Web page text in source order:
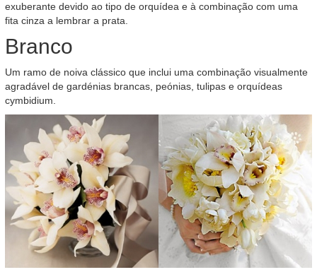
exuberante devido ao tipo de orquídea e à combinação com uma
fita cinza a lembrar a prata.
Branco
Um ramo de noiva clássico que inclui uma combinação visualmente
agradável de gardénias brancas, peónias, tulipas e orquídeas
cymbidium.